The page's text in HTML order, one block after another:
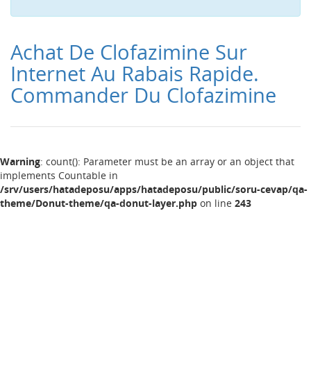
Achat De Clofazimine Sur
Internet Au Rabais Rapide.
Commander Du Clofazimine
Warning: count(): Parameter must be an array or an object that
implements Countable in
/srv/users/hatadeposu/apps/hatadeposu/public/soru-cevap/qa-
theme/Donut-theme/qa-donut-layer.php on line 243